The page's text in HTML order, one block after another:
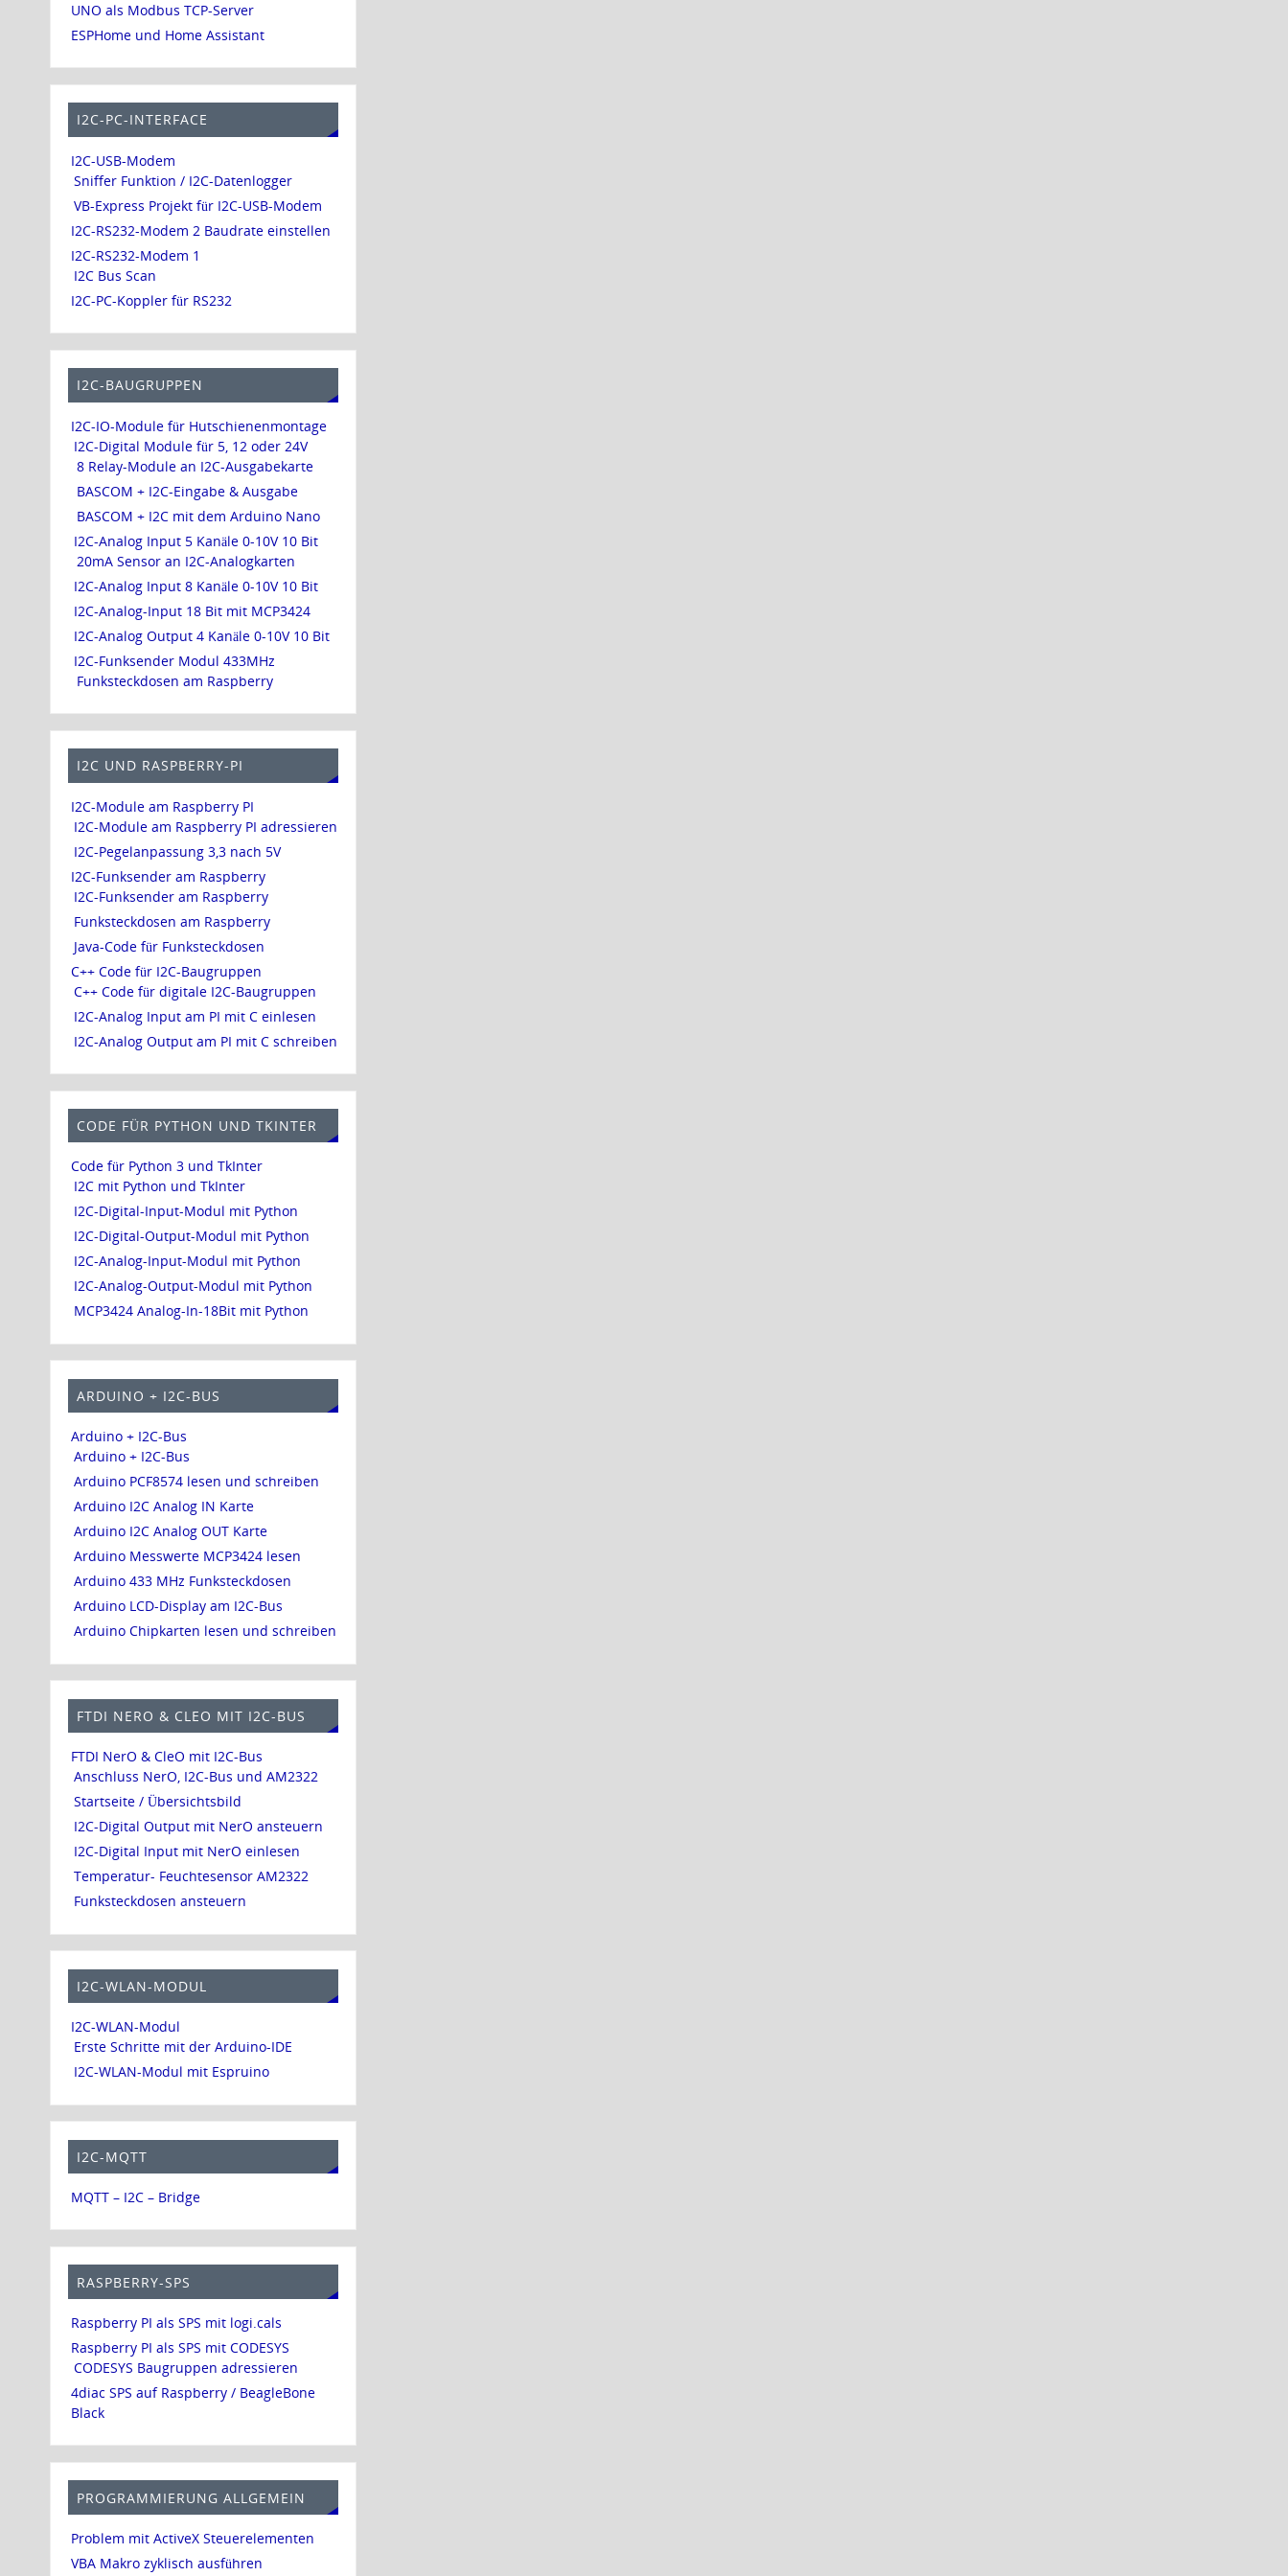
UNO als Modbus TCP-Server
ESPHome und Home Assistant
I2C-PC-INTERFACE
I2C-USB-Modem
Sniffer Funktion / I2C-Datenlogger
VB-Express Projekt für I2C-USB-Modem
I2C-RS232-Modem 2 Baudrate einstellen
I2C-RS232-Modem 1
I2C Bus Scan
I2C-PC-Koppler für RS232
I2C-BAUGRUPPEN
I2C-IO-Module für Hutschienenmontage
I2C-Digital Module für 5, 12 oder 24V
8 Relay-Module an I2C-Ausgabekarte
BASCOM + I2C-Eingabe & Ausgabe
BASCOM + I2C mit dem Arduino Nano
I2C-Analog Input 5 Kanäle 0-10V 10 Bit
20mA Sensor an I2C-Analogkarten
I2C-Analog Input 8 Kanäle 0-10V 10 Bit
I2C-Analog-Input 18 Bit mit MCP3424
I2C-Analog Output 4 Kanäle 0-10V 10 Bit
I2C-Funksender Modul 433MHz
Funksteckdosen am Raspberry
I2C UND RASPBERRY-PI
I2C-Module am Raspberry PI
I2C-Module am Raspberry PI adressieren
I2C-Pegelanpassung 3,3 nach 5V
I2C-Funksender am Raspberry
I2C-Funksender am Raspberry
Funksteckdosen am Raspberry
Java-Code für Funksteckdosen
C++ Code für I2C-Baugruppen
C++ Code für digitale I2C-Baugruppen
I2C-Analog Input am PI mit C einlesen
I2C-Analog Output am PI mit C schreiben
CODE FÜR PYTHON UND TKINTER
Code für Python 3 und TkInter
I2C mit Python und TkInter
I2C-Digital-Input-Modul mit Python
I2C-Digital-Output-Modul mit Python
I2C-Analog-Input-Modul mit Python
I2C-Analog-Output-Modul mit Python
MCP3424 Analog-In-18Bit mit Python
ARDUINO + I2C-BUS
Arduino + I2C-Bus
Arduino + I2C-Bus
Arduino PCF8574 lesen und schreiben
Arduino I2C Analog IN Karte
Arduino I2C Analog OUT Karte
Arduino Messwerte MCP3424 lesen
Arduino 433 MHz Funksteckdosen
Arduino LCD-Display am I2C-Bus
Arduino Chipkarten lesen und schreiben
FTDI NERO & CLEO MIT I2C-BUS
FTDI NerO & CleO mit I2C-Bus
Anschluss NerO, I2C-Bus und AM2322
Startseite / Übersichtsbild
I2C-Digital Output mit NerO ansteuern
I2C-Digital Input mit NerO einlesen
Temperatur- Feuchtesensor AM2322
Funksteckdosen ansteuern
I2C-WLAN-MODUL
I2C-WLAN-Modul
Erste Schritte mit der Arduino-IDE
I2C-WLAN-Modul mit Espruino
I2C-MQTT
MQTT – I2C – Bridge
RASPBERRY-SPS
Raspberry PI als SPS mit logi.cals
Raspberry PI als SPS mit CODESYS
CODESYS Baugruppen adressieren
4diac SPS auf Raspberry / BeagleBone
Black
PROGRAMMIERUNG ALLGEMEIN
Problem mit ActiveX Steuerelementen
VBA Makro zyklisch ausführen